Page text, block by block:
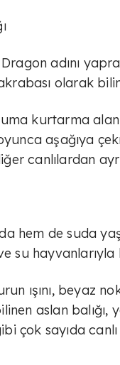
adını
olarak
kurtarma
aşağıya
canlılardan
hem de suda
su hayvanlarıyla
ışını, beyaz
aslan balığı,
çok sayıda canlı